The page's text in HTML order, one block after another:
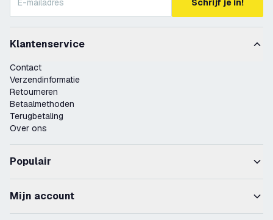
Schrijf je in!
Klantenservice
Contact
Verzendinformatie
Retourneren
Betaalmethoden
Terugbetaling
Over ons
Populair
Mijn account